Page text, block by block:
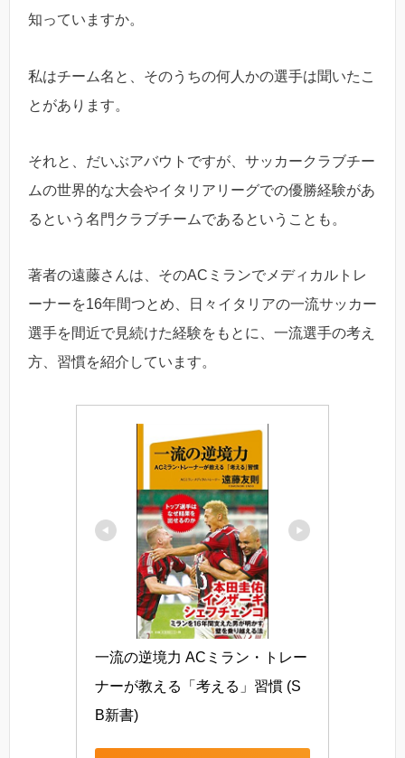
知っていますか。
私はチーム名と、そのうちの何人かの選手は聞いたこ
とがあります。
それと、だいぶアバウトですが、サッカークラブチー
ムの世界的な大会やイタリアリーグでの優勝経験があ
るという名門クラブチームであるということも。
著者の遠藤さんは、そのACミランでメディカルトレ
ーナーを16年間つとめ、日々イタリアの一流サッカー
選手を間近で見続けた経験をもとに、一流選手の考え
方、習慣を紹介しています。
一流の逆境力 ACミラン・トレー
ナーが教える「考える」習慣 (S
B新書)